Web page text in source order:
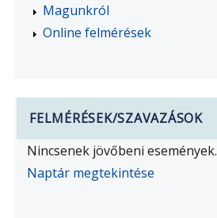
Magunkról
Online felmérések
FELMÉRÉSEK/SZAVAZÁSOK
Nincsenek jövőbeni események.
Naptár megtekintése